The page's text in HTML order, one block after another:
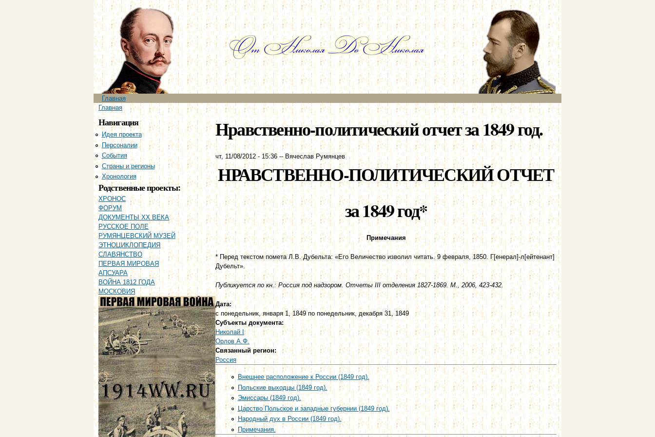
Перейти к
основному
содержанию
Главное меню
Главная
Вы здесь
Главная
Навигация
Идея проекта
Персоналии
События
Страны и регионы
Хронология
Родственные проекты:
ХРОНОС
ФОРУМ
ДОКУМЕНТЫ XX ВЕКА
РУССКОЕ ПОЛЕ
РУМЯНЦЕВСКИЙ МУЗЕЙ
ЭТНОЦИКЛОПЕДИЯ
СЛАВЯНСТВО
ПЕРВАЯ МИРОВАЯ
АПСУАРА
ВОЙНА 1812 ГОДА
МОСКОВИЯ
Нравственно-политический отчет за 1849 год.
чт, 11/08/2012 - 15:36--Вячеслав Румянцев
НРАВСТВЕННО-ПОЛИТИЧЕСКИЙ ОТЧЕТ
за 1849 год*
Примечания
* Перед текстом помета Л.В. Дубельта: «Его Величество изволил читать. 9 февраля, 1850. Г[енерал]-л[ейтенант]
Дубельт».
Публикуется по кн.: Россия под надзором. Отчеты III отделения 1827-1869. М., 2006, 423-432.
Дата:
спонедельник, января 1, 1849по понедельник, декабря 31, 1849
Субъекты документа:
Николай I
Орлов А.Ф.
Связанный регион:
Россия
Внешнее расположение к России (1849 год).
Польские выходцы (1849 год).
Эмиссары (1849 год).
Царство Польское и западные губернии (1849 год).
Народный дух в России (1849 год).
Примечания.